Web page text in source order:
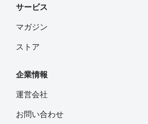
サービス
マガジン
ストア
企業情報
運営会社
お問い合わせ